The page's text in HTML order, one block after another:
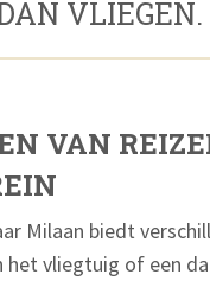
VLIEGEN.
VAN
Milaan biedt
het vliegtuig of een